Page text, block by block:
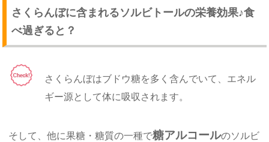
さくらんぼに含まれるソルビトールの栄養効果♪食
べ過ぎると？
さくらんぼはブドウ糖を多く含んでいて、エネル
ギー源として体に吸収されます。
そして、他に果糖・糖質の一種で糖アルコールのソルビ